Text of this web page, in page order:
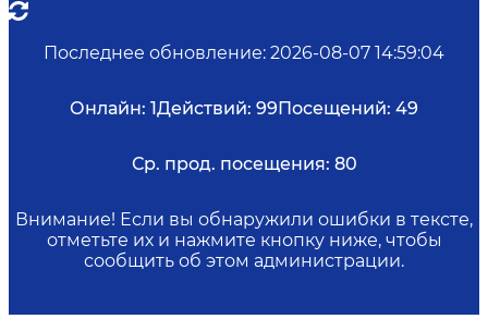
Последнее обновление: 2026-08-07 14:59:04
Онлайн: 1Действий: 99Посещений: 49
Ср. прод. посещения: 80
Внимание! Если вы обнаружили ошибки в тексте,
отметьте их и нажмите кнопку ниже, чтобы
сообщить об этом администрации.